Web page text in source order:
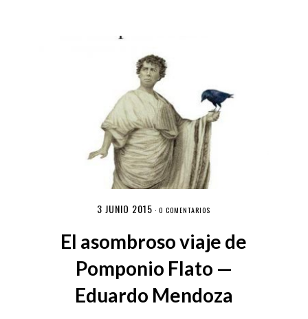
3 JUNIO 2015 ·0 COMENTARIOS
El asombroso viaje de
Pomponio Flato —
Eduardo Mendoza